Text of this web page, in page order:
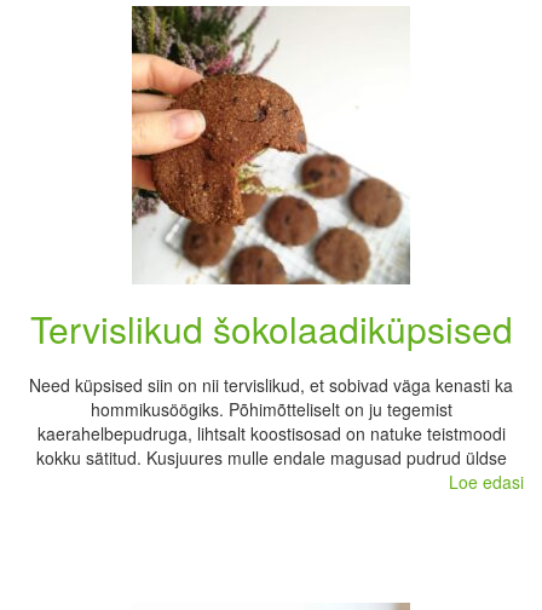
Tervislikud šokolaadiküpsised
Need küpsised siin on nii tervislikud, et sobivad väga kenasti ka
hommikusöögiks. Põhimõtteliselt on ju tegemist
kaerahelbepudruga, lihtsalt koostisosad on natuke teistmoodi
kokku sätitud. Kusjuures mulle endale magusad pudrud üldse
Loe edasi